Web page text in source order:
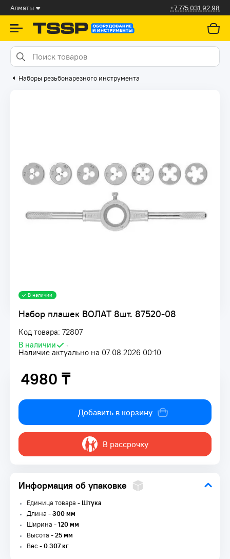
Алматы +7 775 031 92 98
Наборы резьбонарезного инструмента
Набор плашек ВОЛАТ 8шт. 87520-08
Код товара: 72807
В наличии
•
Наличие актуально на 07.08.2026 00:10
В наличии
4980 ₸
4980 ₸
Добавить в корзину
В рассрочку
Информация об упаковке
Единица товара -Штука
Длина -300 мм
Ширина -120 мм
Высота -25 мм
Вес -0.307 кг